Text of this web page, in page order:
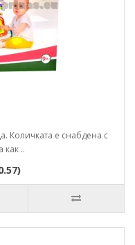
Количката е снабдена с
как ..